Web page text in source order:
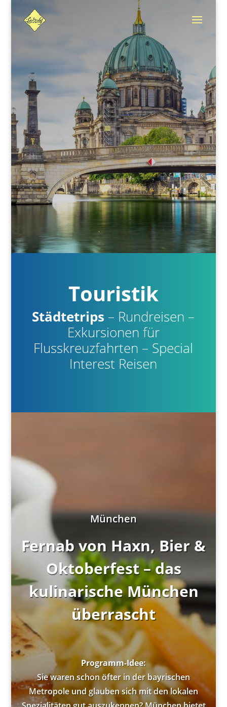
Touristik
Städtetrips – Rundreisen –
Exkursionen für
Flusskreuzfahrten – Special
Interest Reisen
München
Fernab von Haxn, Bier &
Oktoberfest – das
kulinarische München
überrascht
Programm-Idee:
Sie waren schon öfter in der bayrischen
Metropole und glauben sich mit den lokalen